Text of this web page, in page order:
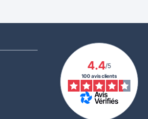
4.4/5
100 avis clients